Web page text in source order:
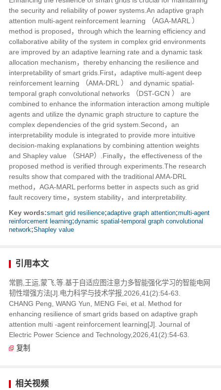
the security and reliability of power systems.An adaptive graph
attention multi-agent reinforcement learning （AGA-MARL ）
method is proposed，through which the learning efficiency and
collaborative ability of the system in complex grid environments
are improved by an adaptive learning rate and a dynamic task
allocation mechanism，thereby enhancing the resilience and
interpretability of smart grids.First，adaptive multi-agent deep
reinforcement learning （AMA-DRL ） and dynamic spatial-
temporal graph convolutional networks （DST-GCN ） are
combined to enhance the information interaction among multiple
agents and utilize the dynamic graph structure to capture the
complex dependencies of the grid system.Second，an
interpretability module is integrated to provide more intuitive
decision-making explanations by combining attention weights
and Shapley value （SHAP）.Finally，the effectiveness of the
proposed method is verified through experiments.The research
results show that compared with the traditional AMA-DRL
method，AGA-MARL performs better in aspects such as grid
fault recovery time，system stability，and interpretability.
Key words:smart grid resilience;adaptive graph attention;multi-agent
reinforcement learning;dynamic spatial-temporal graph convolutional
network;Shapley value
引用本文
常鹏,王运,蒙飞,等.基于自适应图注意力多智能强化学习的智能电网
韧性增强方法[J].电力科学与技术学报,2026,41(2):54-63.
CHANG Peng, WANG Yun, MENG Fei, et al. Method for
enhancing resilience of smart grids based on adaptive graph
attention multi -agent reinforcement learning[J]. Journal of
Electric Power Science and Technology,2026,41(2):54-63.
复制
相关视频